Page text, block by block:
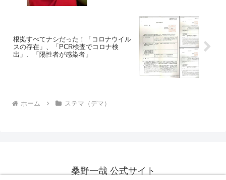
根拠すべてナシだった！「コロナウイル
スの存在」、「PCR検査でコロナ検
出」、「陽性者が感染者」
ホーム ステマ（デマ）
桑野一哉 公式サイト